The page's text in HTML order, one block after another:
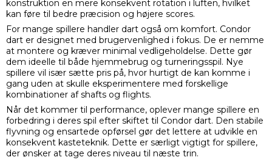
konstruktion en mere konsekvent rotation i luften, hvilket
kan føre til bedre præcision og højere scores.
For mange spillere handler dart også om komfort. Condor
dart er designet med brugervenlighed i fokus. De er nemme
at montere og kræver minimal vedligeholdelse. Dette gør
dem ideelle til både hjemmebrug og turneringsspil. Nye
spillere vil især sætte pris på, hvor hurtigt de kan komme i
gang uden at skulle eksperimentere med forskellige
kombinationer af shafts og flights.
Når det kommer til performance, oplever mange spillere en
forbedring i deres spil efter skiftet til Condor dart. Den stabile
flyvning og ensartede opførsel gør det lettere at udvikle en
konsekvent kasteteknik. Dette er særligt vigtigt for spillere,
der ønsker at tage deres niveau til næste trin.